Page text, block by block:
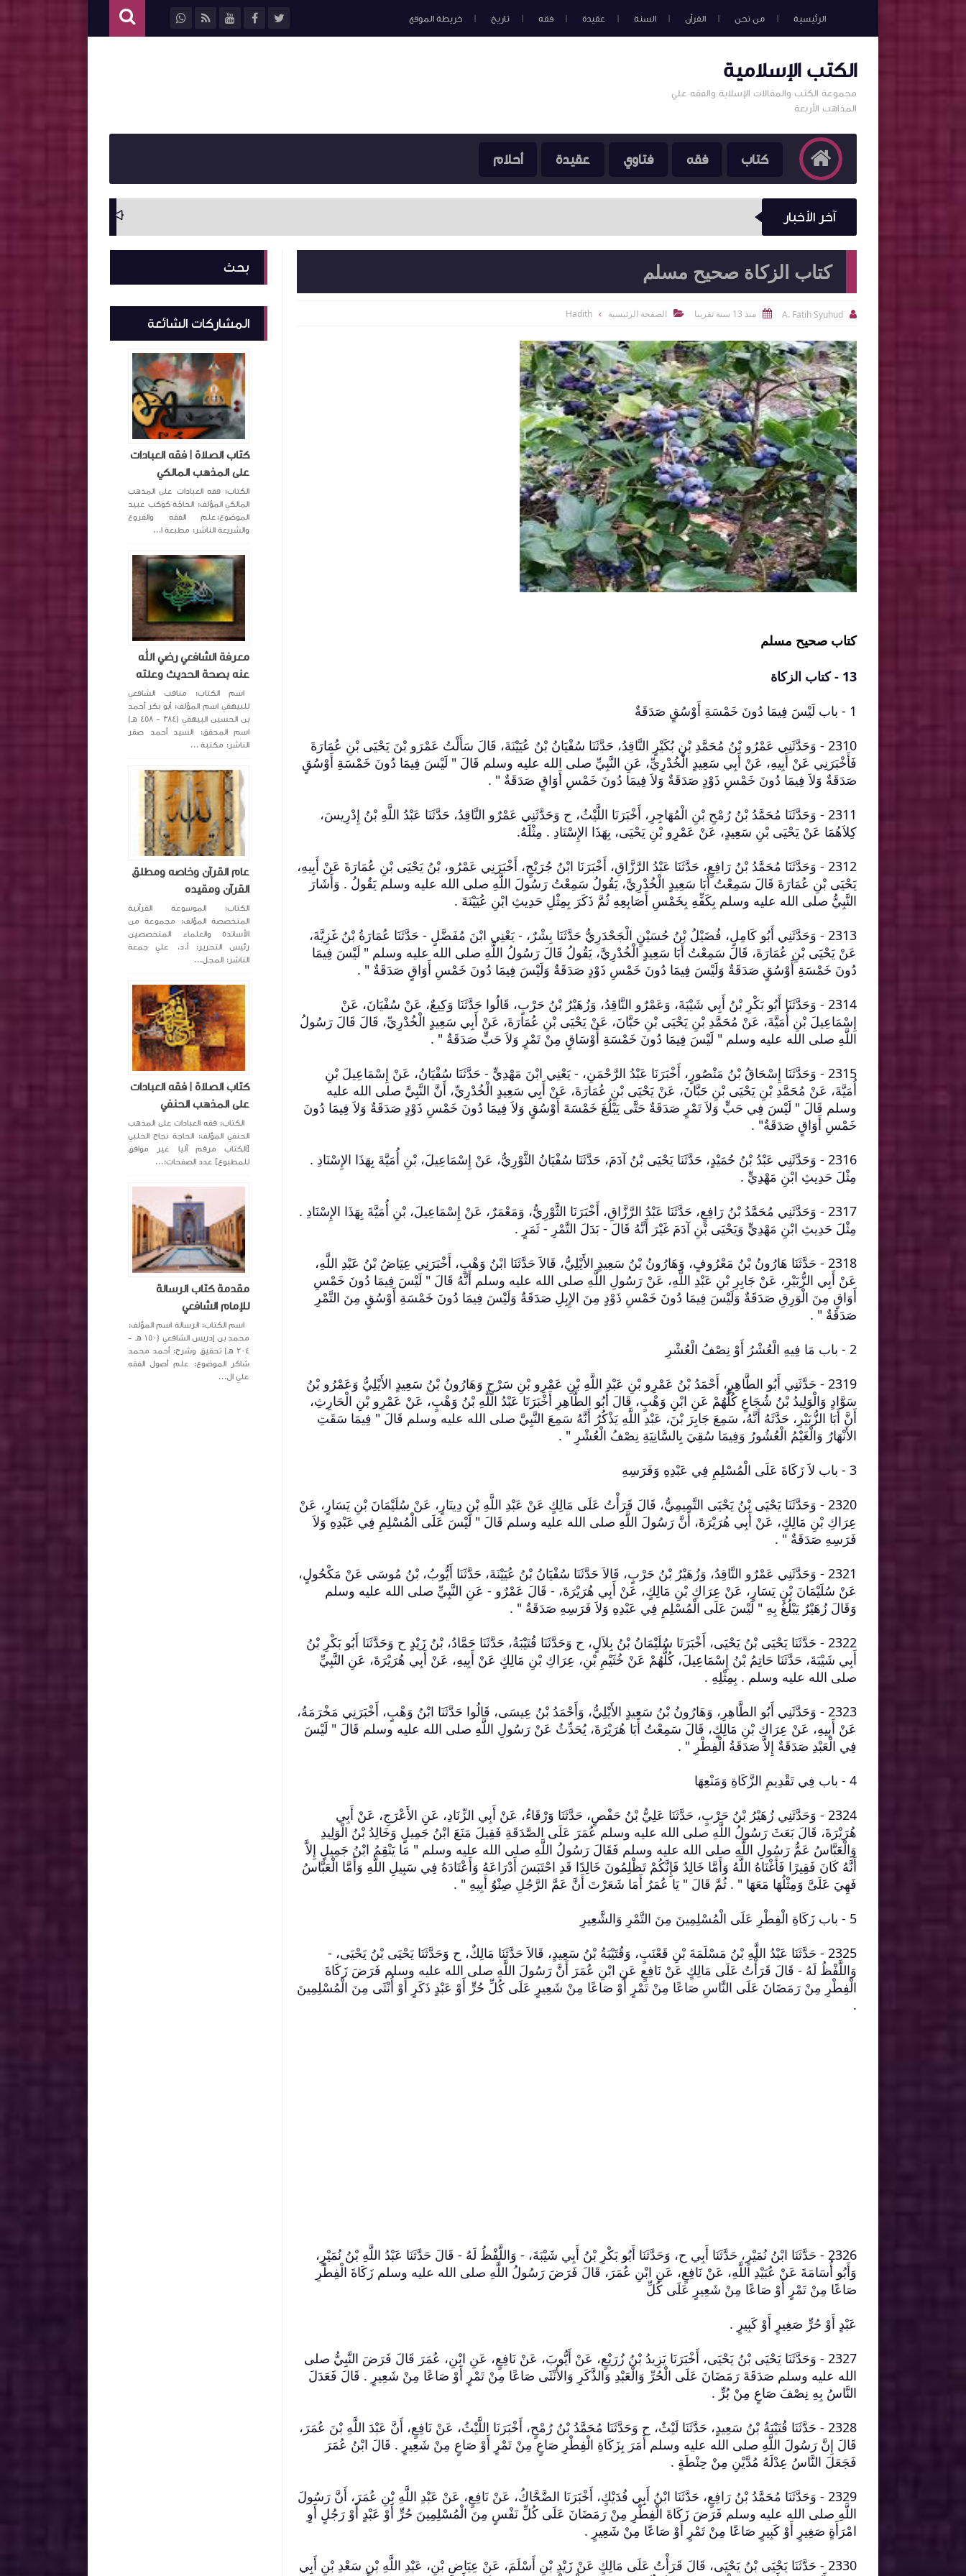
الرئيسية من نحن القرأن السنة عقيدة فقه تاريخ خريطة الموقع
الكتب الإسلامية
مجموعة الكتب والمقالات الإسلاية والفقه علي
المذاهب الأربعة
كتاب فقه فتاوي عقيدة أحلام
آخر الأخبار
كتاب الزكاة صحيح مسلم

A. Fatih Syuhud
 منذ 13 سنة تقريبا  الصفحة الرئيسية Hadith
كتاب صحيح مسلم
13 - كتاب الزكاة
1 - باب لَيْسَ فِيمَا دُونَ خَمْسَةِ أَوْسُقٍ صَدَقَةٌ ‏‏
2310 - وَحَدَّثَنِي عَمْرُو بْنُ مُحَمَّدِ بْنِ بُكَيْرٍ النَّاقِدُ، حَدَّثَنَا سُفْيَانُ بْنُ عُيَيْنَةَ، قَالَ سَأَلْتُ عَمْرَو بْنَ يَحْيَى بْنِ عُمَارَةَ
فَأَخْبَرَنِي عَنْ أَبِيهِ، عَنْ أَبِي سَعِيدٍ الْخُدْرِيِّ، عَنِ النَّبِيِّ صلى الله عليه وسلم قَالَ ‏"‏ لَيْسَ فِيمَا دُونَ خَمْسَةِ أَوْسُقٍ
صَدَقَةٌ وَلاَ فِيمَا دُونَ خَمْسِ ذَوْدٍ صَدَقَةٌ وَلاَ فِيمَا دُونَ خَمْسِ أَوَاقٍ صَدَقَةٌ ‏"‏ ‏.‏
2311 - وَحَدَّثَنَا مُحَمَّدُ بْنُ رُمْحِ بْنِ الْمُهَاجِرِ، أَخْبَرَنَا اللَّيْثُ، ح وَحَدَّثَنِي عَمْرٌو النَّاقِدُ، حَدَّثَنَا عَبْدُ اللَّهِ بْنُ إِدْرِيسَ،
كِلاَهُمَا عَنْ يَحْيَى بْنِ سَعِيدٍ، عَنْ عَمْرِو بْنِ يَحْيَى، بِهَذَا الإِسْنَادِ ‏.‏ مِثْلَهُ‏.‏
2312 - وَحَدَّثَنَا مُحَمَّدُ بْنُ رَافِعٍ، حَدَّثَنَا عَبْدُ الرَّزَّاقِ، أَخْبَرَنَا ابْنُ جُرَيْجٍ، أَخْبَرَنِي عَمْرُو، بْنُ يَحْيَى بْنِ عُمَارَةَ عَنْ أَبِيهِ،
يَحْيَى بْنِ عُمَارَةَ قَالَ سَمِعْتُ أَبَا سَعِيدٍ الْخُدْرِيَّ، يَقُولُ سَمِعْتُ رَسُولَ اللَّهِ صلى الله عليه وسلم يَقُولُ ‏.‏ وَأَشَارَ
النَّبِيُّ صلى الله عليه وسلم بِكَفِّهِ بِخَمْسِ أَصَابِعِهِ ثُمَّ ذَكَرَ بِمِثْلِ حَدِيثِ ابْنِ عُيَيْنَةَ ‏.‏
2313 - وَحَدَّثَنِي أَبُو كَامِلٍ، فُضَيْلُ بْنُ حُسَيْنٍ الْجَحْدَرِيُّ حَدَّثَنَا بِشْرٌ، - يَعْنِي ابْنَ مُفَضَّلٍ - حَدَّثَنَا عُمَارَةُ بْنُ غَزِيَّةَ،
عَنْ يَحْيَى بْنِ عُمَارَةَ، قَالَ سَمِعْتُ أَبَا سَعِيدٍ الْخُدْرِيَّ، يَقُولُ قَالَ رَسُولُ اللَّهِ صلى الله عليه وسلم ‏"‏ لَيْسَ فِيمَا
دُونَ خَمْسَةِ أَوْسُقٍ صَدَقَةٌ وَلَيْسَ فِيمَا دُونَ خَمْسِ ذَوْدٍ صَدَقَةٌ وَلَيْسَ فِيمَا دُونَ خَمْسِ أَوَاقٍ صَدَقَةٌ ‏"‏ ‏.‏
2314 - وَحَدَّثَنَا أَبُو بَكْرِ بْنُ أَبِي شَيْبَةَ، وَعَمْرٌو النَّاقِدُ، وَزُهَيْرُ بْنُ حَرْبٍ، قَالُوا حَدَّثَنَا وَكِيعٌ، عَنْ سُفْيَانَ، عَنْ
إِسْمَاعِيلَ بْنِ أُمَيَّةَ، عَنْ مُحَمَّدِ بْنِ يَحْيَى بْنِ حَبَّانَ، عَنْ يَحْيَى بْنِ عُمَارَةَ، عَنْ أَبِي سَعِيدٍ الْخُدْرِيِّ، قَالَ قَالَ رَسُولُ
اللَّهِ صلى الله عليه وسلم ‏"‏ لَيْسَ فِيمَا دُونَ خَمْسَةِ أَوْسَاقٍ مِنْ تَمْرٍ وَلاَ حَبٍّ صَدَقَةٌ ‏"‏ ‏.‏
2315 - وَحَدَّثَنَا إِسْحَاقُ بْنُ مَنْصُورٍ، أَخْبَرَنَا عَبْدُ الرَّحْمَنِ، - يَعْنِي ابْنَ مَهْدِيٍّ - حَدَّثَنَا سُفْيَانُ، عَنْ إِسْمَاعِيلَ بْنِ
أُمَيَّةَ، عَنْ مُحَمَّدِ بْنِ يَحْيَى بْنِ حَبَّانَ، عَنْ يَحْيَى بْنِ عُمَارَةَ، عَنْ أَبِي سَعِيدٍ الْخُدْرِيِّ، أَنَّ النَّبِيَّ صلى الله عليه
وسلم قَالَ ‏"‏ لَيْسَ فِي حَبٍّ وَلاَ تَمْرٍ صَدَقَةٌ حَتَّى يَبْلُغَ خَمْسَةَ أَوْسُقٍ وَلاَ فِيمَا دُونَ خَمْسِ ذَوْدٍ صَدَقَةٌ وَلاَ فِيمَا دُونَ
خَمْسِ أَوَاقٍ صَدَقَةٌ‏"‏ ‏.‏
2316 - وَحَدَّثَنِي عَبْدُ بْنُ حُمَيْدٍ، حَدَّثَنَا يَحْيَى بْنُ آدَمَ، حَدَّثَنَا سُفْيَانُ الثَّوْرِيُّ، عَنْ إِسْمَاعِيلَ، بْنِ أُمَيَّةَ بِهَذَا الإِسْنَادِ ‏.‏
مِثْلَ حَدِيثِ ابْنِ مَهْدِيٍّ ‏.‏
2317 - وَحَدَّثَنِي مُحَمَّدُ بْنُ رَافِعٍ، حَدَّثَنَا عَبْدُ الرَّزَّاقِ، أَخْبَرَنَا الثَّوْرِيُّ، وَمَعْمَرٌ، عَنْ إِسْمَاعِيلَ، بْنِ أُمَيَّةَ بِهَذَا الإِسْنَادِ ‏.‏
مِثْلَ حَدِيثِ ابْنِ مَهْدِيٍّ وَيَحْيَى بْنِ آدَمَ غَيْرَ أَنَّهُ قَالَ - بَدَلَ التَّمْرِ - ثَمَرٍ ‏.‏
2318 - حَدَّثَنَا هَارُونُ بْنُ مَعْرُوفٍ، وَهَارُونُ بْنُ سَعِيدٍ الأَيْلِيُّ، قَالاَ حَدَّثَنَا ابْنُ وَهْبٍ، أَخْبَرَنِي عِيَاضُ بْنُ عَبْدِ اللَّهِ،
عَنْ أَبِي الزُّبَيْرِ، عَنْ جَابِرِ بْنِ عَبْدِ اللَّهِ، عَنْ رَسُولِ اللَّهِ صلى الله عليه وسلم أَنَّهُ قَالَ ‏"‏ لَيْسَ فِيمَا دُونَ خَمْسِ
أَوَاقٍ مِنَ الْوَرِقِ صَدَقَةٌ وَلَيْسَ فِيمَا دُونَ خَمْسِ ذَوْدٍ مِنَ الإِبِلِ صَدَقَةٌ وَلَيْسَ فِيمَا دُونَ خَمْسَةِ أَوْسُقٍ مِنَ التَّمْرِ
صَدَقَةٌ ‏"‏ ‏.‏
2 - باب مَا فِيهِ الْعُشْرُ أَوْ نِصْفُ الْعُشْرِ ‏‏
2319 - حَدَّثَنِي أَبُو الطَّاهِرِ، أَحْمَدُ بْنُ عَمْرِو بْنِ عَبْدِ اللَّهِ بْنِ عَمْرِو بْنِ سَرْحٍ وَهَارُونُ بْنُ سَعِيدٍ الأَيْلِيُّ وَعَمْرُو بْنُ
سَوَّادٍ وَالْوَلِيدُ بْنُ شُجَاعٍ كُلُّهُمْ عَنِ ابْنِ وَهْبٍ، قَالَ أَبُو الطَّاهِرِ أَخْبَرَنَا عَبْدُ اللَّهِ بْنُ وَهْبٍ، عَنْ عَمْرِو بْنِ الْحَارِثِ،
أَنَّ أَبَا الزُّبَيْرِ، حَدَّثَهُ أَنَّهُ، سَمِعَ جَابِرَ بْنَ، عَبْدِ اللَّهِ يَذْكُرُ أَنَّهُ سَمِعَ النَّبِيَّ صلى الله عليه وسلم قَالَ ‏"‏ فِيمَا سَقَتِ
الأَنْهَارُ وَالْغَيْمُ الْعُشُورُ وَفِيمَا سُقِيَ بِالسَّانِيَةِ نِصْفُ الْعُشْرِ ‏"‏ ‏.‏
3 - باب لاَ زَكَاةَ عَلَى الْمُسْلِمِ فِي عَبْدِهِ وَفَرَسِهِ ‏‏
2320 - وَحَدَّثَنَا يَحْيَى بْنُ يَحْيَى التَّمِيمِيُّ، قَالَ قَرَأْتُ عَلَى مَالِكٍ عَنْ عَبْدِ اللَّهِ بْنِ دِينَارٍ، عَنْ سُلَيْمَانَ بْنِ يَسَارٍ، عَنْ
عِرَاكِ بْنِ مَالِكٍ، عَنْ أَبِي هُرَيْرَةَ، أَنَّ رَسُولَ اللَّهِ صلى الله عليه وسلم قَالَ ‏"‏ لَيْسَ عَلَى الْمُسْلِمِ فِي عَبْدِهِ وَلاَ
فَرَسِهِ صَدَقَةٌ ‏"‏ ‏.‏
2321 - وَحَدَّثَنِي عَمْرٌو النَّاقِدُ، وَزُهَيْرُ بْنُ حَرْبٍ، قَالاَ حَدَّثَنَا سُفْيَانُ بْنُ عُيَيْنَةَ، حَدَّثَنَا أَيُّوبُ، بْنُ مُوسَى عَنْ مَكْحُولٍ،
عَنْ سُلَيْمَانَ بْنِ يَسَارٍ، عَنْ عِرَاكِ بْنِ مَالِكٍ، عَنْ أَبِي هُرَيْرَةَ، - قَالَ عَمْرٌو - عَنِ النَّبِيِّ صلى الله عليه وسلم
وَقَالَ زُهَيْرٌ يَبْلُغُ بِهِ ‏"‏ لَيْسَ عَلَى الْمُسْلِمِ فِي عَبْدِهِ وَلاَ فَرَسِهِ صَدَقَةٌ ‏"‏ ‏.‏
2322 - حَدَّثَنَا يَحْيَى بْنُ يَحْيَى، أَخْبَرَنَا سُلَيْمَانُ بْنُ بِلاَلٍ، ح وَحَدَّثَنَا قُتَيْبَةُ، حَدَّثَنَا حَمَّادُ، بْنُ زَيْدٍ ح وَحَدَّثَنَا أَبُو بَكْرِ بْنُ
أَبِي شَيْبَةَ، حَدَّثَنَا حَاتِمُ بْنُ إِسْمَاعِيلَ، كُلُّهُمْ عَنْ خُثَيْمِ بْنِ، عِرَاكِ بْنِ مَالِكٍ عَنْ أَبِيهِ، عَنْ أَبِي هُرَيْرَةَ، عَنِ النَّبِيِّ
صلى الله عليه وسلم ‏.‏ بِمِثْلِهِ ‏.‏
2323 - وَحَدَّثَنِي أَبُو الطَّاهِرِ، وَهَارُونُ بْنُ سَعِيدٍ الأَيْلِيُّ، وَأَحْمَدُ بْنُ عِيسَى، قَالُوا حَدَّثَنَا ابْنُ وَهْبٍ، أَخْبَرَنِي مَخْرَمَةُ،
عَنْ أَبِيهِ، عَنْ عِرَاكِ بْنِ مَالِكٍ، قَالَ سَمِعْتُ أَبَا هُرَيْرَةَ، يُحَدِّثُ عَنْ رَسُولِ اللَّهِ صلى الله عليه وسلم قَالَ ‏"‏ لَيْسَ
فِي الْعَبْدِ صَدَقَةٌ إِلاَّ صَدَقَةُ الْفِطْرِ ‏"‏ ‏.‏
4 - باب فِي تَقْدِيمِ الزَّكَاةِ وَمَنْعِهَا ‏‏
2324 - وَحَدَّثَنِي زُهَيْرُ بْنُ حَرْبٍ، حَدَّثَنَا عَلِيُّ بْنُ حَفْصٍ، حَدَّثَنَا وَرْقَاءُ، عَنْ أَبِي الزِّنَادِ، عَنِ الأَعْرَجِ، عَنْ أَبِي
هُرَيْرَةَ، قَالَ بَعَثَ رَسُولُ اللَّهِ صلى الله عليه وسلم عُمَرَ عَلَى الصَّدَقَةِ فَقِيلَ مَنَعَ ابْنُ جَمِيلٍ وَخَالِدُ بْنُ الْوَلِيدِ
وَالْعَبَّاسُ عَمُّ رَسُولِ اللَّهِ صلى الله عليه وسلم فَقَالَ رَسُولُ اللَّهِ صلى الله عليه وسلم ‏"‏ مَا يَنْقِمُ ابْنُ جَمِيلٍ إِلاَّ
أَنَّهُ كَانَ فَقِيرًا فَأَغْنَاهُ اللَّهُ وَأَمَّا خَالِدٌ فَإِنَّكُمْ تَظْلِمُونَ خَالِدًا قَدِ احْتَبَسَ أَدْرَاعَهُ وَأَعْتَادَهُ فِي سَبِيلِ اللَّهِ وَأَمَّا الْعَبَّاسُ
فَهِيَ عَلَىَّ وَمِثْلُهَا مَعَهَا ‏"‏ ‏.‏ ثُمَّ قَالَ ‏"‏ يَا عُمَرُ أَمَا شَعَرْتَ أَنَّ عَمَّ الرَّجُلِ صِنْوُ أَبِيهِ ‏"‏ ‏.‏
5 - باب زَكَاةِ الْفِطْرِ عَلَى الْمُسْلِمِينَ مِنَ التَّمْرِ وَالشَّعِيرِ ‏‏
2325 - حَدَّثَنَا عَبْدُ اللَّهِ بْنُ مَسْلَمَةَ بْنِ قَعْنَبٍ، وَقُتَيْبَةُ بْنُ سَعِيدٍ، قَالاَ حَدَّثَنَا مَالِكٌ، ح وَحَدَّثَنَا يَحْيَى بْنُ يَحْيَى، -
وَاللَّفْظُ لَهُ - قَالَ قَرَأْتُ عَلَى مَالِكٍ عَنْ نَافِعٍ عَنِ ابْنِ عُمَرَ أَنَّ رَسُولَ اللَّهِ صلى الله عليه وسلم فَرَضَ زَكَاةَ
الْفِطْرِ مِنْ رَمَضَانَ عَلَى النَّاسِ صَاعًا مِنْ تَمْرٍ أَوْ صَاعًا مِنْ شَعِيرٍ عَلَى كُلِّ حُرٍّ أَوْ عَبْدٍ ذَكَرٍ أَوْ أُنْثَى مِنَ الْمُسْلِمِينَ
‏.‏
2326 - حَدَّثَنَا ابْنُ نُمَيْرٍ، حَدَّثَنَا أَبِي ح، وَحَدَّثَنَا أَبُو بَكْرِ بْنُ أَبِي شَيْبَةَ، - وَاللَّفْظُ لَهُ - قَالَ حَدَّثَنَا عَبْدُ اللَّهِ بْنُ نُمَيْرٍ،
وَأَبُو أُسَامَةَ عَنْ عُبَيْدِ اللَّهِ، عَنْ نَافِعٍ، عَنِ ابْنِ عُمَرَ، قَالَ فَرَضَ رَسُولُ اللَّهِ صلى الله عليه وسلم زَكَاةَ الْفِطْرِ
صَاعًا مِنْ تَمْرٍ أَوْ صَاعًا مِنْ شَعِيرٍ عَلَى كُلِّ
عَبْدٍ أَوْ حُرٍّ صَغِيرٍ أَوْ كَبِيرٍ ‏.‏
2327 - وَحَدَّثَنَا يَحْيَى بْنُ يَحْيَى، أَخْبَرَنَا يَزِيدُ بْنُ زُرَيْعٍ، عَنْ أَيُّوبَ، عَنْ نَافِعٍ، عَنِ ابْنِ، عُمَرَ قَالَ فَرَضَ النَّبِيُّ صلى
الله عليه وسلم صَدَقَةَ رَمَضَانَ عَلَى الْحُرِّ وَالْعَبْدِ وَالذَّكَرِ وَالأُنْثَى صَاعًا مِنْ تَمْرٍ أَوْ صَاعًا مِنْ شَعِيرٍ ‏.‏ قَالَ فَعَدَلَ
النَّاسُ بِهِ نِصْفَ صَاعٍ مِنْ بُرٍّ ‏.‏
2328 - حَدَّثَنَا قُتَيْبَةُ بْنُ سَعِيدٍ، حَدَّثَنَا لَيْثٌ، ح وَحَدَّثَنَا مُحَمَّدُ بْنُ رُمْحٍ، أَخْبَرَنَا اللَّيْثُ، عَنْ نَافِعٍ، أَنَّ عَبْدَ اللَّهِ بْنَ عُمَرَ،
قَالَ إِنَّ رَسُولَ اللَّهِ صلى الله عليه وسلم أَمَرَ بِزَكَاةِ الْفِطْرِ صَاعٍ مِنْ تَمْرٍ أَوْ صَاعٍ مِنْ شَعِيرٍ ‏.‏ قَالَ ابْنُ عُمَرَ
فَجَعَلَ النَّاسُ عِدْلَهُ مُدَّيْنِ مِنْ حِنْطَةٍ ‏.‏
2329 - وَحَدَّثَنَا مُحَمَّدُ بْنُ رَافِعٍ، حَدَّثَنَا ابْنُ أَبِي فُدَيْكٍ، أَخْبَرَنَا الضَّحَّاكُ، عَنْ نَافِعٍ، عَنْ عَبْدِ اللَّهِ بْنِ عُمَرَ، أَنَّ رَسُولَ
اللَّهِ صلى الله عليه وسلم فَرَضَ زَكَاةَ الْفِطْرِ مِنْ رَمَضَانَ عَلَى كُلِّ نَفْسٍ مِنَ الْمُسْلِمِينَ حُرٍّ أَوْ عَبْدٍ أَوْ رَجُلٍ أَوِ
امْرَأَةٍ صَغِيرٍ أَوْ كَبِيرٍ صَاعًا مِنْ تَمْرٍ أَوْ صَاعًا مِنْ شَعِيرٍ ‏.‏
2330 - حَدَّثَنَا يَحْيَى بْنُ يَحْيَى، قَالَ قَرَأْتُ عَلَى مَالِكٍ عَنْ زَيْدِ بْنِ أَسْلَمَ، عَنْ عِيَاضِ بْنِ، عَبْدِ اللَّهِ بْنِ سَعْدِ بْنِ أَبِي
بحث
المشاركات الشائعة
كتاب الصلاة | فقه العبادات
على المذهب المالكي
الكتاب: فقه العبادات على المذهب
المالكي المؤلف: الحاجّة كوكب عبيد
الموضوع:علم الفقه والفروع
والشريعة الناشر: مطبعة ا...
معرفة الشافعي رضي الله
عنه بصحة الحديث وعلته
اسم الكتاب: مناقب الشافعي
للبيهقي اسم المؤلف: أبو بكر أحمد
بن الحسين البيهقي (٣٨٤ - ٤٥٨ هـ)
اسم المحقق: السيد أحمد صقر
الناشر: مكتبة ...
عام القرآن وخاصه ومطلق
القرآن ومقيده
الكتاب: الموسوعة القرآنية
المتخصصة المؤلف: مجموعة من
الأساتذة والعلماء المتخصصين
رئيس التحرير: أ.د. علي جمعة
الناشر: المجل...
كتاب الصلاة | فقه العبادات
على المذهب الحنفي
الكتاب: فقه العبادات على المذهب
الحنفي المؤلف: الحاجة نجاح الحلبي
[الكتاب مرقم آليا غير موافق
للمطبوع] عدد الصفحات:...
مقدمة كتاب الرسالة
للإمام الشافعي
اسم الكتاب: الرسالة اسم المؤلف:
محمد بن إدريس الشافعي (١٥٠ هـ -
٢٠٤ هـ) تحقيق وشرح: أحمد محمد
شاكر الموضوع: علم أصول الفقه
علي ال...